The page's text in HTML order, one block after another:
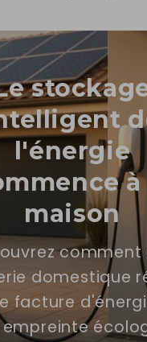
l'énergie
à
maison
comment
domestique
facture